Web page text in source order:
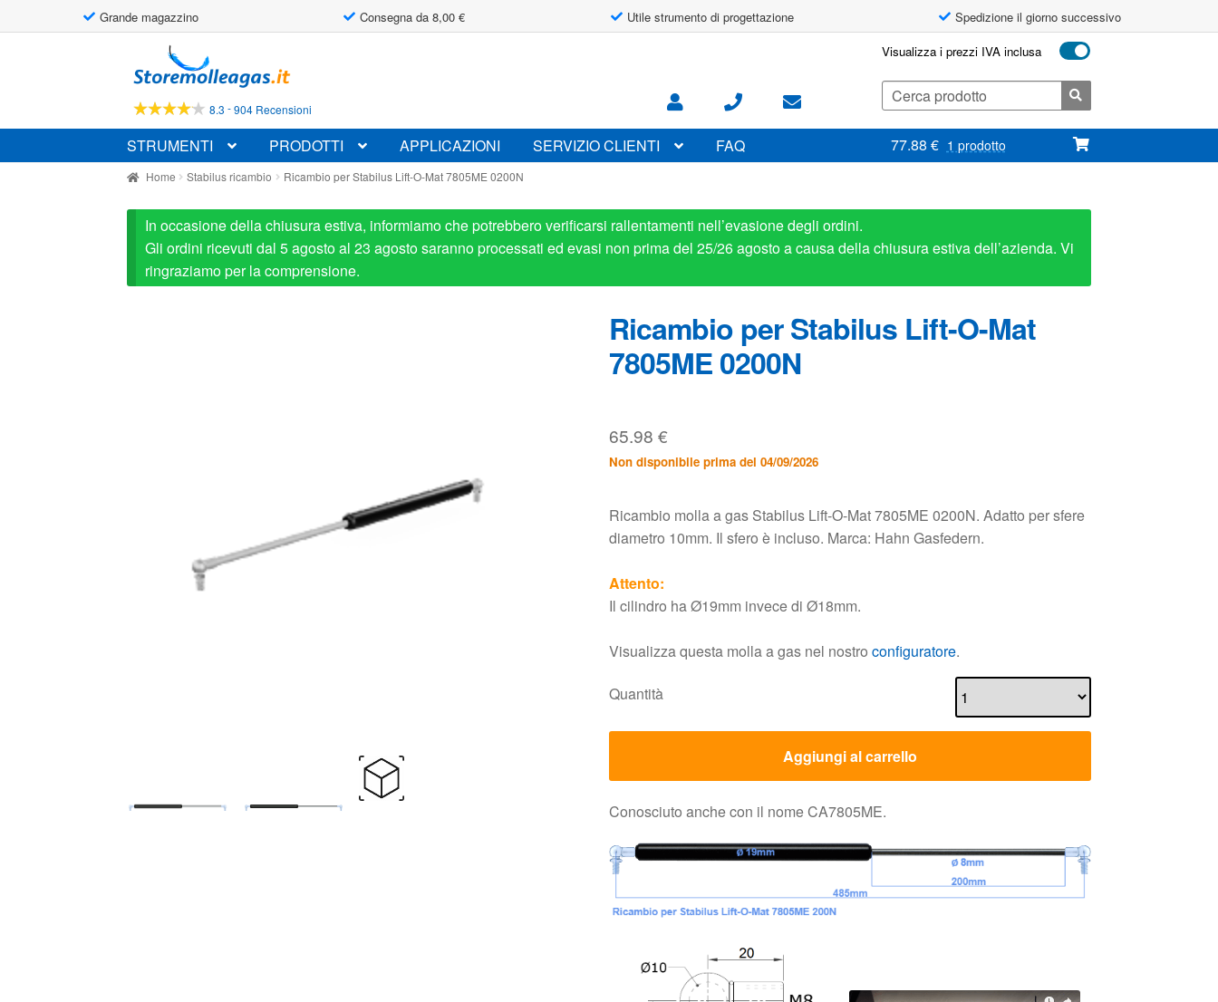
Grande magazzino Consegna da 8,00 € Utile strumento di progettazione Spedizione il giorno successivo
alla
navigazione
al
contenuto
8.3 -904 Recensioni
Visualizza i prezzi IVA inclusa
Cerca:
STRUMENTI PRODOTTI APPLICAZIONI SERVIZIO CLIENTI FAQ 77.88 € 1 prodotto
Home Stabilus ricambio Ricambio per Stabilus Lift-O-Mat 7805ME 0200N
In occasione della chiusura estiva, informiamo che potrebbero verificarsi rallentamenti nell’evasione degli ordini.
Gli ordini ricevuti dal 5 agosto al 23 agosto saranno processati ed evasi non prima del 25/26 agosto a causa della chiusura estiva dell’azienda. Vi
ringraziamo per la comprensione.
Ricambio per Stabilus Lift-O-Mat
7805ME 0200N
65.98 €
Non disponibile prima del 04/09/2026
Ricambio molla a gas Stabilus Lift-O-Mat 7805ME 0200N. Adatto per sfere
diametro 10mm. Il sfero è incluso. Marca: Hahn Gasfedern.
Attento:
Il cilindro ha Ø19mm invece di Ø18mm.
Visualizza questa molla a gas nel nostro configuratore.
Quantità
Aggiungi al carrello
Conosciuto anche con il nome CA7805ME.